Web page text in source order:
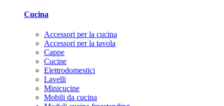
Cucina
Accessori per la cucina
Accessori per la tavola
Cappe
Cucine
Elettrodomestici
Lavelli
Minicucine
Mobili da cucina